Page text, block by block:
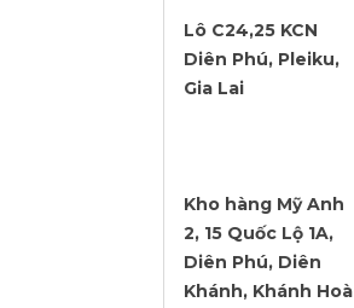
Lô C24,25 KCN
Diên Phú, Pleiku,
Gia Lai
Kho hàng Mỹ Anh
2, 15 Quốc Lộ 1A,
Diên Phú, Diên
Khánh, Khánh Hoà